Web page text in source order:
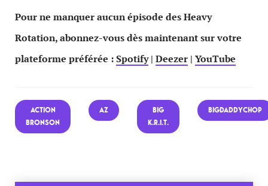
Pour ne manquer aucun épisode des Heavy
Rotation, abonnez-vous dès maintenant sur votre
plateforme préférée :Spotify| Deezer | YouTube
ACTION
BRONSON
AZ
BIG
K.R.I.T.
BIGDADDYCHOP